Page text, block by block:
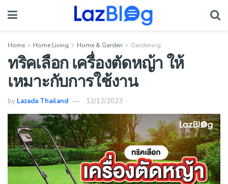
Home Home Living Home & Garden Gardening
ทริคเลือก เครื่องตัดหญ้า ให้
เหมาะกับการใช้งาน
by Lazada Thailand 12/12/2023